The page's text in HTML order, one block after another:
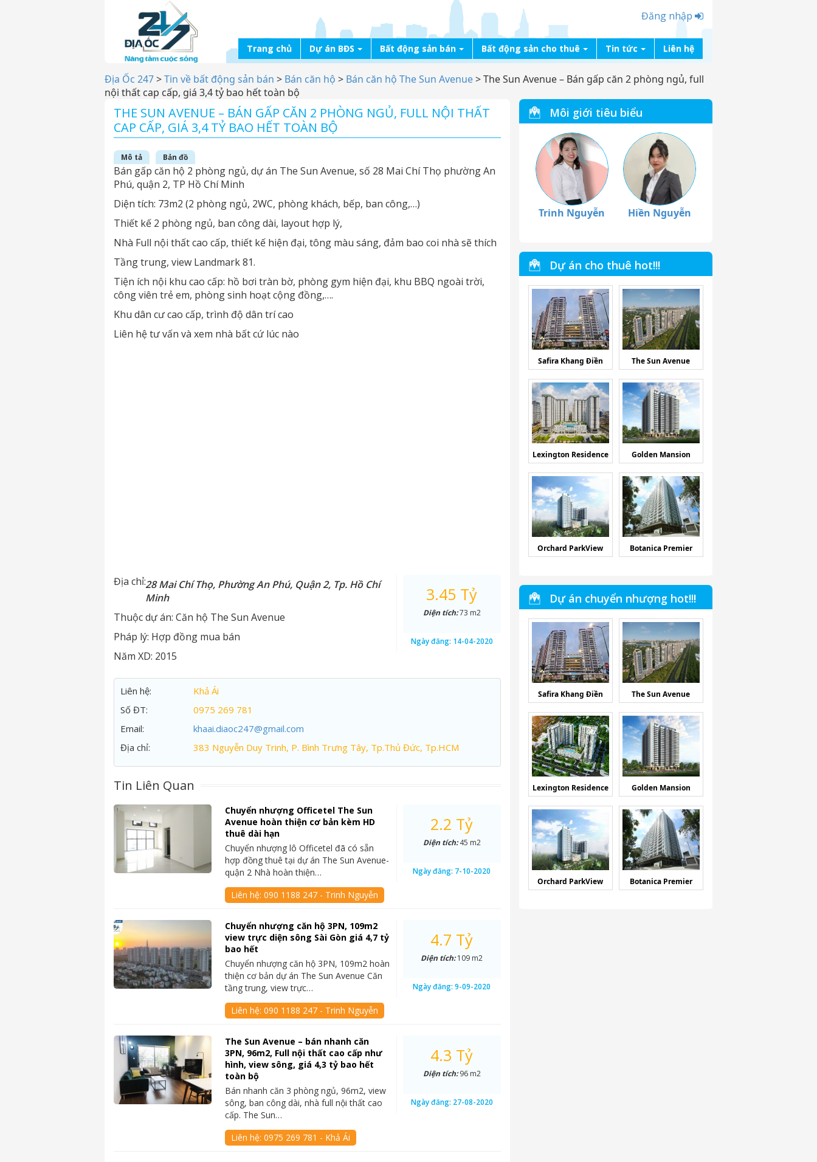
Đăng nhập
Trang chủ Dự án BĐS Bất động sản bán Bất động sản cho thuê Tin tức Liên hệ
Địa Ốc 247>Tin về bất động sản bán > Bán căn hộ > Bán căn hộ The Sun Avenue>The Sun Avenue – Bán gấp căn 2 phòng ngủ, full
nội thất cap cấp, giá 3,4 tỷ bao hết toàn bộ
THE SUN AVENUE – BÁN GẤP CĂN 2 PHÒNG NGỦ, FULL NỘI THẤT
CAP CẤP, GIÁ 3,4 TỶ BAO HẾT TOÀN BỘ
Mô tả Bản đồ
Bán gấp căn hộ 2 phòng ngủ, dự án The Sun Avenue, số 28 Mai Chí Thọ phường An
Phú, quận 2, TP Hồ Chí Minh
Diện tích: 73m2 (2 phòng ngủ, 2WC, phòng khách, bếp, ban công,…)
Thiết kế 2 phòng ngủ, ban công dài, layout hợp lý,
Nhà Full nội thất cao cấp, thiết kế hiện đại, tông màu sáng, đảm bao coi nhà sẽ thích
Tầng trung, view Landmark 81.
Tiện ích nội khu cao cấp: hồ bơi tràn bờ, phòng gym hiện đại, khu BBQ ngoài trời,
công viên trẻ em, phòng sinh hoạt cộng đồng,….
Khu dân cư cao cấp, trình độ dân trí cao
Liên hệ tư vấn và xem nhà bất cứ lúc nào
Địa chỉ:28 Mai Chí Thọ, Phường An Phú, Quận 2, Tp. Hồ Chí
Minh
Thuộc dự án: Căn hộ The Sun Avenue
Pháp lý: Hợp đồng mua bán
Năm XD: 2015
3.45 Tỷ
Diện tích:73 m2
Ngày đăng: 14-04-2020
Liên hệ:
Khả Ái
Số ĐT:
0975 269 781
Email:
khaai.diaoc247@gmail.com
Địa chỉ:
383 Nguyễn Duy Trinh, P. Bình Trưng Tây, Tp.Thủ Đức, Tp.HCM
Tin Liên Quan
Chuyển nhượng Officetel The Sun
Avenue hoàn thiện cơ bản kèm HD
thuê dài hạn
Chuyển nhượng lô Officetel đã có sẵn
hợp đồng thuê tại dự án The Sun Avenue-
quận 2 Nhà hoàn thiện…
Liên hệ:090 1188 247 - Trinh Nguyễn
2.2 Tỷ
Diện tích:45 m2
Ngày đăng: 7-10-2020
Chuyển nhượng căn hộ 3PN, 109m2
view trực diện sông Sài Gòn giá 4,7 tỷ
bao hết
Chuyển nhượng căn hộ 3PN, 109m2 hoàn
thiện cơ bản dự án The Sun Avenue Căn
tầng trung, view trực…
Liên hệ:090 1188 247 - Trinh Nguyễn
4.7 Tỷ
Diện tích:109 m2
Ngày đăng:9-09-2020
The Sun Avenue – bán nhanh căn
3PN, 96m2, Full nội thất cao cấp như
hình, view sông, giá 4,3 tỷ bao hết
toàn bộ
Bán nhanh căn 3 phòng ngủ, 96m2, view
sông, ban công dài, nhà full nội thất cao
cấp. The Sun…
Liên hệ:0975 269 781 - Khả Ái
4.3 Tỷ
Diện tích:96 m2
Ngày đăng: 27-08-2020
Môi giới tiêu biểu
Trinh Nguyễn Hiền Nguyễn
Dự án cho thuê hot!!!
Safira Khang Điền The Sun Avenue
Lexington Residence Golden Mansion
Orchard ParkView Botanica Premier
Dự án chuyển nhượng hot!!!
Safira Khang Điền The Sun Avenue
Lexington Residence Golden Mansion
Orchard ParkView Botanica Premier